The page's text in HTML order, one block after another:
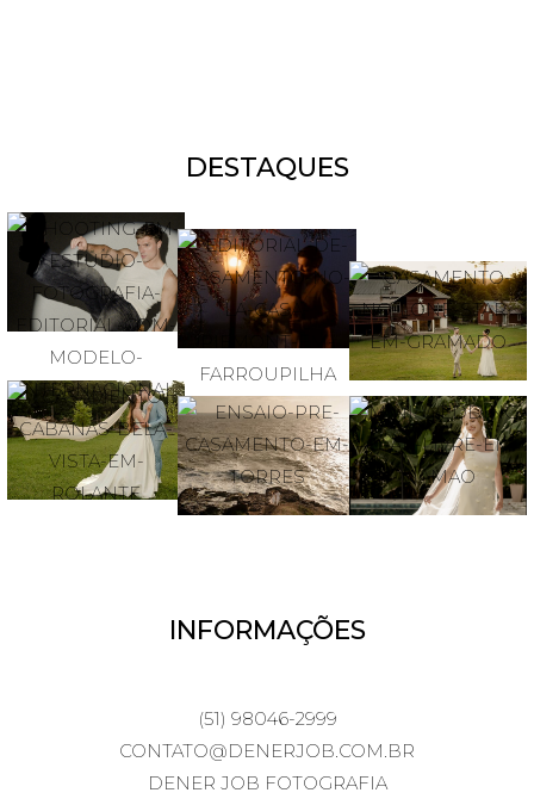
DESTAQUES
INFORMAÇÕES
(51) 98046-2999
CONTATO@DENERJOB.COM.BR
DENER JOB FOTOGRAFIA